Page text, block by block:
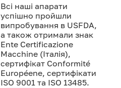
Всі наші апарати
успішно пройшли
випробування в USFDA,
а також отримали знак
Ente Certificazione
Macchine (Італія),
сертифікат Conformité
Européene, сертифікати
ISO 9001 та ISO 13485.